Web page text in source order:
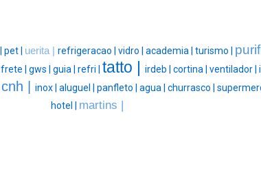
pet | uerita | refrigeracao | vidro | academia | turismo |
frete | gws | guia | refri | tatto | irdeb | cortina | ventilador |
cnh | inox | aluguel | panfleto | agua | churrasco |
hotel | martins |